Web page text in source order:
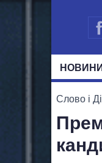
НОВИНИ
Слово і